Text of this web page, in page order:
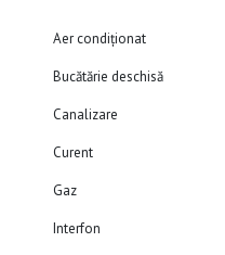
Aer condiționat
Bucătărie deschisă
Canalizare
Curent
Gaz
Interfon